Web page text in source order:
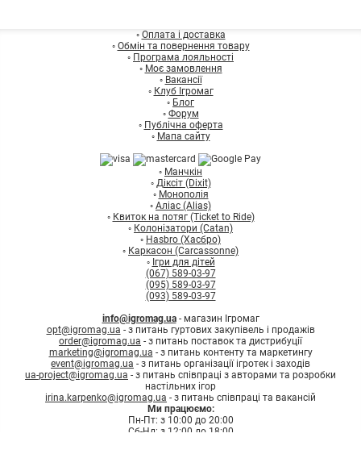
◦ Оплата і доставка
◦ Обмін та повернення товару
◦ Програма лояльності
◦ Моє замовлення
◦ Вакансії
◦ Клуб Ігромаг
◦ Блог
◦ Форум
◦ Публічна оферта
◦ Мапа сайту
◦ Манчкін
◦ Діксіт (Dixit)
◦ Монополія
◦ Аліас (Alias)
◦ Квиток на потяг (Ticket to Ride)
◦ Колонізатори (Catan)
◦ Hasbro (Хасбро)
◦ Каркасон (Carcassonne)
◦ Ігри для дітей
(067) 589-03-97
(095) 589-03-97
(093) 589-03-97
info@igromag.ua- магазин Ігромаг
opt@igromag.ua - з питань гуртових закупівель і продажів
order@igromag.ua - з питань поставок та дистрибуції
marketing@igromag.ua - з питань контенту та маркетингу
event@igromag.ua - з питань організації ігротек і заходів
ua-project@igromag.ua - з питань співпраці з авторами та розробки
настільних ігор
irina.karpenko@igromag.ua - з питань співпраці та вакансій
Ми працюємо:
Пн-Пт: з 10:00 до 20:00
Сб-Нд: з 12:00 до 18:00